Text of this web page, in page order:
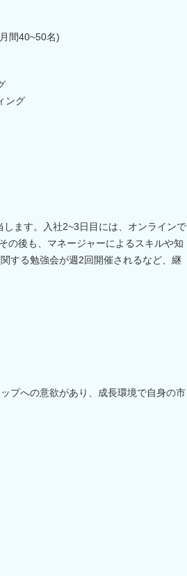
間40~50名)
ング
ます。入社2~3日目には、オンラインで
の後も、マネージャーによるスキルや知
する勉強会が週2回開催されるなど、継
プへの意欲があり、成長環境で自身の市